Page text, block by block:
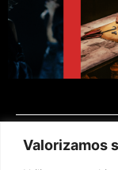
Valorizamos